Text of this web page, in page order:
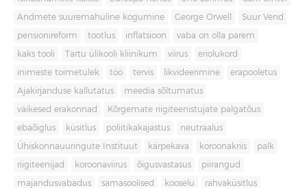
Andmete suuremahuline kogumine George Orwell Suur Vend
pensionireform tootlus inflatsioon vaba on olla parem
kaks tooli Tartu ülikooli kliinikum viirus eriolukord
inimeste toimetulek töö tervis likvideerimine erapooletus
Ajakirjanduse kallutatus meedia sõltumatus
väikesed erakonnad Kõrgemate riigiteenistujate palgatõus
ebaõiglus küsitlus poliitikakajastus neutraalus
Ühiskonnauuringute Instituut kärpekava koroonakriis palk
riigiteenijad koroonaviirus õigusvastasus piirangud
majandusvabadus samasoolised kooselu rahvaküsitlus